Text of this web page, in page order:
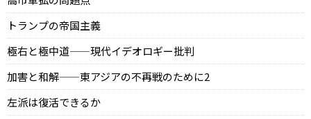
トランプの帝国主義
極右と極中道——現代イデオロギー批判
加害と和解——東アジアの不再戦のために2
左派は復活できるか